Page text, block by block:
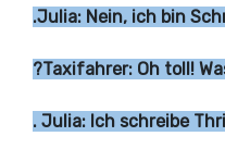
Julia: Nein, ich bin
Taxifahrer: Oh toll!
Julia: Ich schreibe